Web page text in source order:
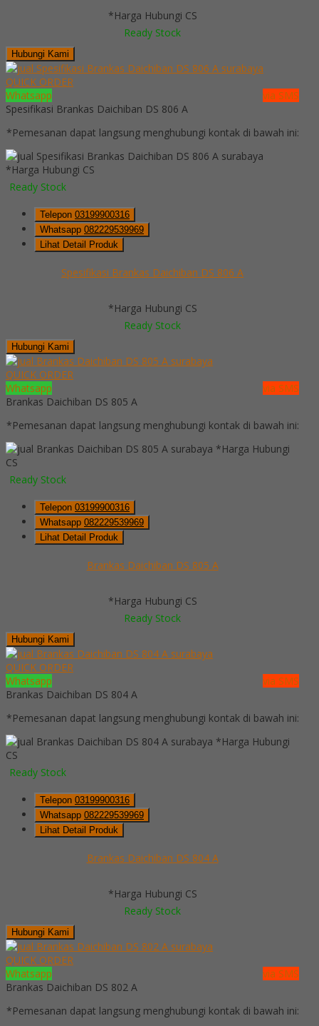
*Harga Hubungi CS
Ready Stock
Hubungi Kami
QUICK ORDER
Whatsapp
via SMS
Spesifikasi Brankas Daichiban DS 806 A
*Pemesanan dapat langsung menghubungi kontak di bawah ini:
*Harga Hubungi CS
Ready Stock
Telepon 03199900316
Whatsapp 082229539969
Lihat Detail Produk
Spesifikasi Brankas Daichiban DS 806 A
*Harga Hubungi CS
Ready Stock
Hubungi Kami
QUICK ORDER
Whatsapp
via SMS
Brankas Daichiban DS 805 A
*Pemesanan dapat langsung menghubungi kontak di bawah ini:
*Harga Hubungi
CS
Ready Stock
Telepon 03199900316
Whatsapp 082229539969
Lihat Detail Produk
Brankas Daichiban DS 805 A
*Harga Hubungi CS
Ready Stock
Hubungi Kami
QUICK ORDER
Whatsapp
via SMS
Brankas Daichiban DS 804 A
*Pemesanan dapat langsung menghubungi kontak di bawah ini:
*Harga Hubungi
CS
Ready Stock
Telepon 03199900316
Whatsapp 082229539969
Lihat Detail Produk
Brankas Daichiban DS 804 A
*Harga Hubungi CS
Ready Stock
Hubungi Kami
QUICK ORDER
Whatsapp
via SMS
Brankas Daichiban DS 802 A
*Pemesanan dapat langsung menghubungi kontak di bawah ini: